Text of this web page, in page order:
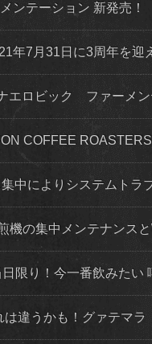
ンテーション 新発売！
年7月31日に3周年を迎
エロビック ファーメ
COFFEE
中によりシステムトラ
の集中メンテナンス
限り！今一番飲みた
は違うかも！グァテ